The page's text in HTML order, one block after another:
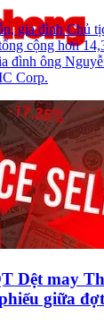
gia đình Chủ
cộng hơn
đình ông
Corp.
Dệt may
giữa